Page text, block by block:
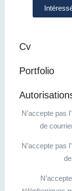
Cv
Portfolio
N’accepte pas
de
N’accepte pas